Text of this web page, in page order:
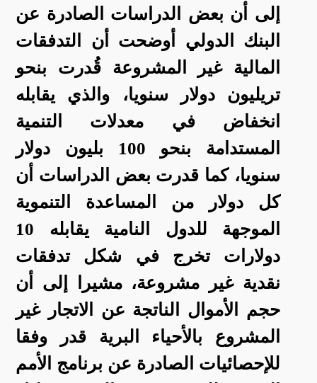
إلى أن بعض الدراسات الصادرة عن
البنك الدولي أوضحت أن التدفقات
المالية غير المشروعة قُدرت بنحو
تريليون دولار سنويا، والذي يقابله
انخفاض في معدلات التنمية
المستدامة بنحو 100 بليون دولار
سنويا، كما قدرت بعض الدراسات أن
كل دولار من المساعدة التنموية
الموجهة للدول النامية يقابله 10
دولارات تخرج في شكل تدفقات
نقدية غير مشروعة، مشيرا إلى أن
حجم الأموال الناتجة عن الاتجار غير
المشروع بالأحياء البرية قدر وفقا
للإحصائيات الصادرة عن برنامج الأمم